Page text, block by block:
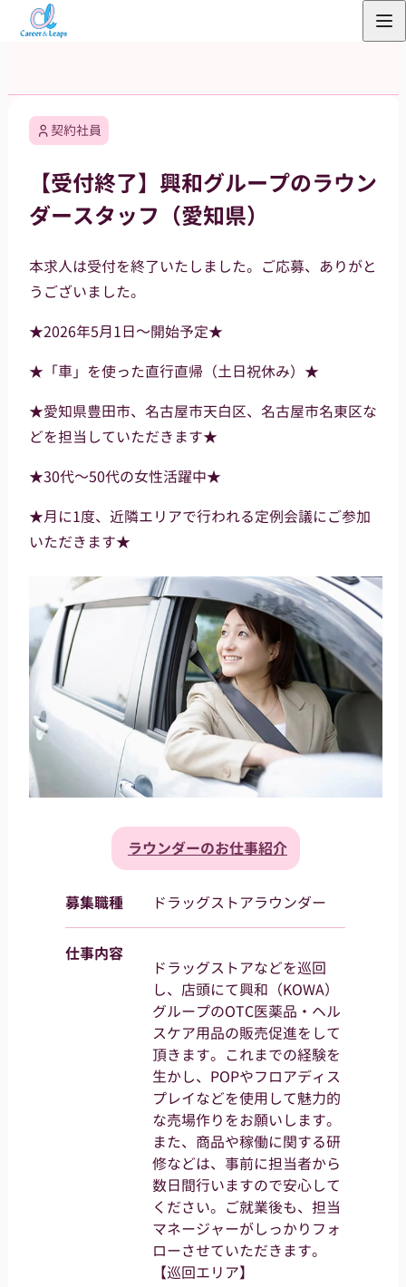
ス
契約社員
【受付終了】興和グループのラウン
ダースタッフ（愛知県）
本求人は受付を終了いたしました。ご応募、ありがと
うございました。
★2026年5月1日～開始予定★
★「車」を使った直行直帰（土日祝休み）★
★愛知県豊田市、名古屋市天白区、名古屋市名東区な
どを担当していただきます★
★30代～50代の女性活躍中★
★月に1度、近隣エリアで行われる定例会議にご参加
いただきます★
ラウンダーのお仕事紹介
募集職種 ドラッグストアラウンダー
仕事内容
ドラッグストアなどを巡回
し、店頭にて興和（KOWA）
グループのOTC医薬品・ヘル
スケア用品の販売促進をして
頂きます。これまでの経験を
生かし、POPやフロアディス
プレイなどを使用して魅力的
な売場作りをお願いします。
また、商品や稼働に関する研
修などは、事前に担当者から
数日間行いますので安心して
ください。ご就業後も、担当
マネージャーがしっかりフォ
ローさせていただきます。
【巡回エリア】